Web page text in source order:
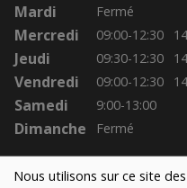
Nous utilisons sur ce site
Mardi Fermé
Mercredi 09:00-12:30
Jeudi 09:30-12:30
Vendredi 09:00-12:30
Samedi 9:00-13:00
Dimanche Fermé